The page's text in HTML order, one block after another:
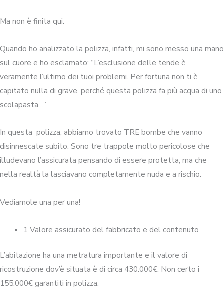
Ma non è finita qui.
Quando ho analizzato la polizza, infatti, mi sono messo una mano
sul cuore e ho esclamato: “L’esclusione delle tende è
veramente l’ultimo dei tuoi problemi. Per fortuna non ti è
capitato nulla di grave, perché questa polizza fa più acqua di uno
scolapasta…”
In questa polizza, abbiamo trovato TRE bombe che vanno
disinnescate subito. Sono tre trappole molto pericolose che
illudevano l’assicurata pensando di essere protetta, ma che
nella realtà la lasciavano completamente nuda e a rischio.
Vediamole una per una!
1 Valore assicurato del fabbricato e del contenuto
L’abitazione ha una metratura importante e il valore di
ricostruzione dov’è situata è di circa 430.000€. Non certo i
155.000€ garantiti in polizza.